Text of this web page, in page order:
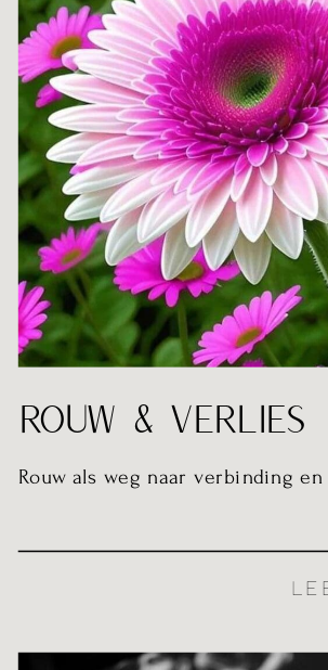
Rouw als weg naar verbinding
ROUW & VERLIES